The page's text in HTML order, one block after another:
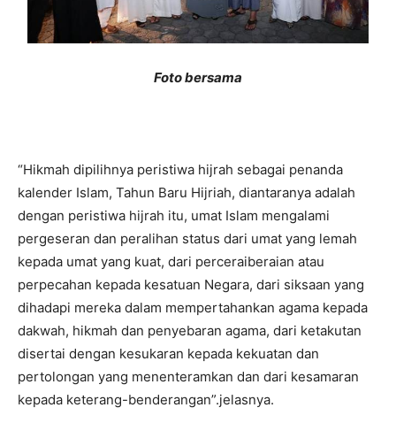
Foto bersama
“Hikmah dipilihnya peristiwa hijrah sebagai penanda
kalender Islam, Tahun Baru Hijriah, diantaranya adalah
dengan peristiwa hijrah itu, umat Islam mengalami
pergeseran dan peralihan status dari umat yang lemah
kepada umat yang kuat, dari perceraiberaian atau
perpecahan kepada kesatuan Negara, dari siksaan yang
dihadapi mereka dalam mempertahankan agama kepada
dakwah, hikmah dan penyebaran agama, dari ketakutan
disertai dengan kesukaran kepada kekuatan dan
pertolongan yang menenteramkan dan dari kesamaran
kepada keterang-benderangan”.jelasnya.